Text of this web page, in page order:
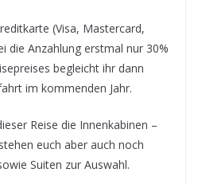
(Visa, Mastercard,
die Anzahlung erstmal nur 30%
begleicht ihr dann
im kommenden Jahr.
Reise die Innenkabinen –
euch aber auch noch
Suiten zur Auswahl.